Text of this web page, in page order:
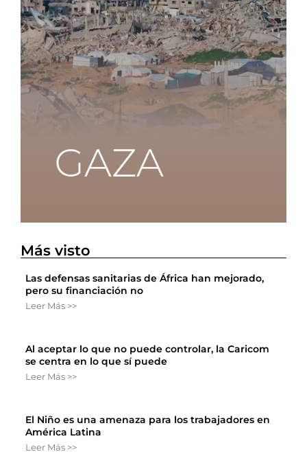
Más visto
Las defensas sanitarias de África han mejorado,
pero su financiación no
Leer Más >>
Al aceptar lo que no puede controlar, la Caricom
se centra en lo que sí puede
Leer Más >>
El Niño es una amenaza para los trabajadores en
América Latina
Leer Más >>